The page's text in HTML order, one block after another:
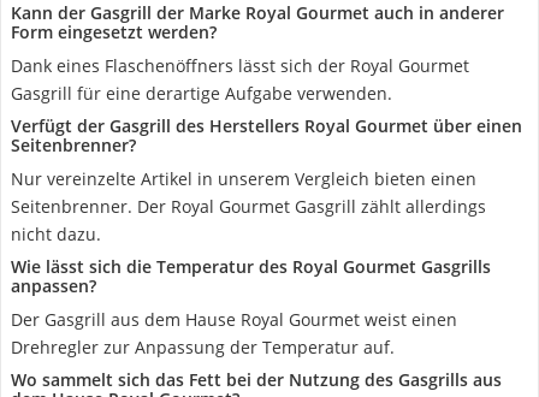
Kann der Gasgrill der Marke Royal Gourmet auch in anderer
Form eingesetzt werden?
Dank eines Flaschenöffners lässt sich der Royal Gourmet
Gasgrill für eine derartige Aufgabe verwenden.
Verfügt der Gasgrill des Herstellers Royal Gourmet über einen
Seitenbrenner?
Nur vereinzelte Artikel in unserem Vergleich bieten einen
Seitenbrenner. Der Royal Gourmet Gasgrill zählt allerdings
nicht dazu.
Wie lässt sich die Temperatur des Royal Gourmet Gasgrills
anpassen?
Der Gasgrill aus dem Hause Royal Gourmet weist einen
Drehregler zur Anpassung der Temperatur auf.
Wo sammelt sich das Fett bei der Nutzung des Gasgrills aus